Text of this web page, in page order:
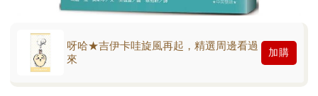
呀哈★吉伊卡哇旋風再起，精選周邊看過
來
加購